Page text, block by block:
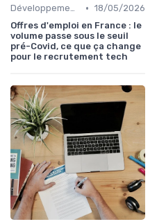
Développement Web et Mobile • 18/05/2026
Offres d'emploi en France : le
volume passe sous le seuil
pré-Covid, ce que ça change
pour le recrutement tech